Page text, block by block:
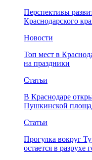
Перспективы
Краснодарского
Новости
Топ мест в
на праздники
Статьи
В Краснодаре
Пушкинской
Статьи
Прогулка вокруг
остается в разрухе